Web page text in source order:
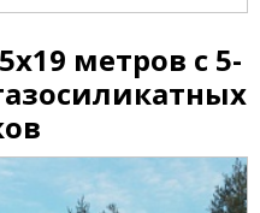
метров с 5-